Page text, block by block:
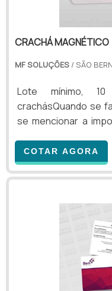
CRACHÁ MAGNÉTICO
MF SOLUÇÕES / SÃO
Lote mínimo,
crachásQuando se
se mencionar a
visitantes em
Ou seja, os
fundamentais para
liberar a entrada de
passem por
COTAR AGORA